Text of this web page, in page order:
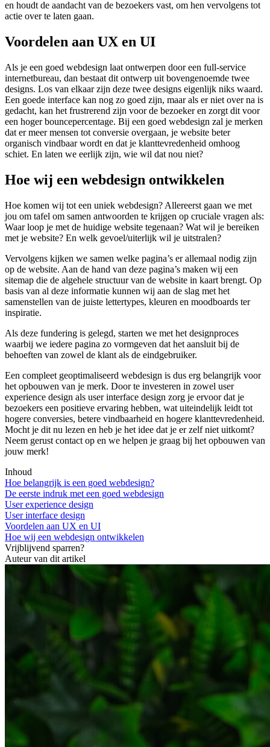
en houdt de aandacht van de bezoekers vast, om hen vervolgens tot
actie over te laten gaan.
Voordelen aan UX en UI
Als je een goed webdesign laat ontwerpen door een full-service
internetbureau, dan bestaat dit ontwerp uit bovengenoemde twee
designs. Los van elkaar zijn deze twee designs eigenlijk niks waard.
Een goede interface kan nog zo goed zijn, maar als er niet over na is
gedacht, kan het frustrerend zijn voor de bezoeker en zorgt dit voor
een hoger bouncepercentage. Bij een goed webdesign zal je merken
dat er meer mensen tot conversie overgaan, je website beter
organisch vindbaar wordt en dat je klanttevredenheid omhoog
schiet. En laten we eerlijk zijn, wie wil dat nou niet?
Hoe wij een webdesign ontwikkelen
Hoe komen wij tot een uniek webdesign? Allereerst gaan we met
jou om tafel om samen antwoorden te krijgen op cruciale vragen als:
Waar loop je met de huidige website tegenaan? Wat wil je bereiken
met je website? En welk gevoel/uiterlijk wil je uitstralen?
Vervolgens kijken we samen welke pagina’s er allemaal nodig zijn
op de website. Aan de hand van deze pagina’s maken wij een
sitemap die de algehele structuur van de website in kaart brengt. Op
basis van al deze informatie kunnen wij aan de slag met het
samenstellen van de juiste lettertypes, kleuren en moodboards ter
inspiratie.
Als deze fundering is gelegd, starten we met het designproces
waarbij we iedere pagina zo vormgeven dat het aansluit bij de
behoeften van zowel de klant als de eindgebruiker.
Een compleet geoptimaliseerd webdesign is dus erg belangrijk voor
het opbouwen van je merk. Door te investeren in zowel user
experience design als user interface design zorg je ervoor dat je
bezoekers een positieve ervaring hebben, wat uiteindelijk leidt tot
hogere conversies, betere vindbaarheid en hogere klanttevredenheid.
Mocht je dit nu lezen en heb je het idee dat je er zelf niet uitkomt?
Neem gerust contact op en we helpen je graag bij het opbouwen van
jouw merk!
Inhoud
Hoe belangrijk is een goed webdesign?
De eerste indruk met een goed webdesign
User experience design
User interface design
Voordelen aan UX en UI
Hoe wij een webdesign ontwikkelen
Vrijblijvend sparren?
Auteur van dit artikel